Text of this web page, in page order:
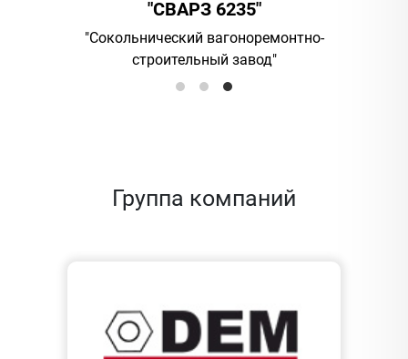
"СВАРЗ 6235"
"Сокольнический вагоноремонтно-
строительный завод"
Группа компаний